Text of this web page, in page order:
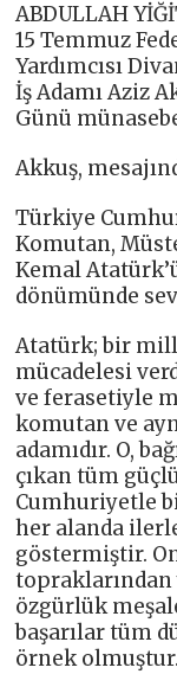
ABDULLAH
15 Temmuz
Yardımcısı
İş Adamı Aziz
Günü
Akkuş,
Türkiye
Komutan,
Kemal
dönümünde
Atatürk; bir
mücadelesi
ve ferasetiyle
komutan ve
adamıdır. O,
çıkan tüm
Cumhuriyetle
her alanda
göstermiştir.
topraklarından
özgürlük
başarılar tüm
örnek olmuştur.